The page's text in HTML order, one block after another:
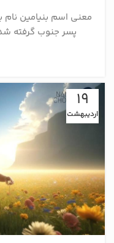
معنی اسم بنیامین
پسر جنوب گرفته
19
اردیبهشت